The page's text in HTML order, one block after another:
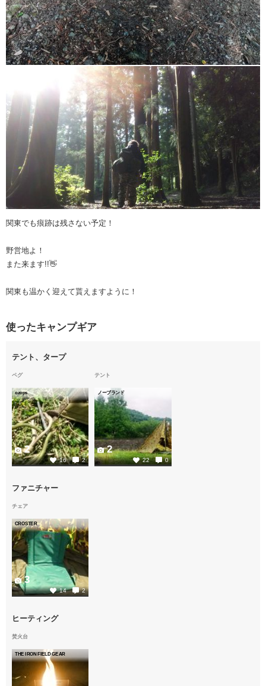
関東でも痕跡は残さない予定！
野営地よ！
また来ます!!👋
関東も温かく迎えて貰えますように！
使ったキャンプギア
テント、タープ
ペグ
ozops
16 2
2
テント
ノーブランド
22 0
2
ファニチャー
チェア
CROSTER
14 2
3
ヒーティング
焚火台
THE IRON FIELD GEAR